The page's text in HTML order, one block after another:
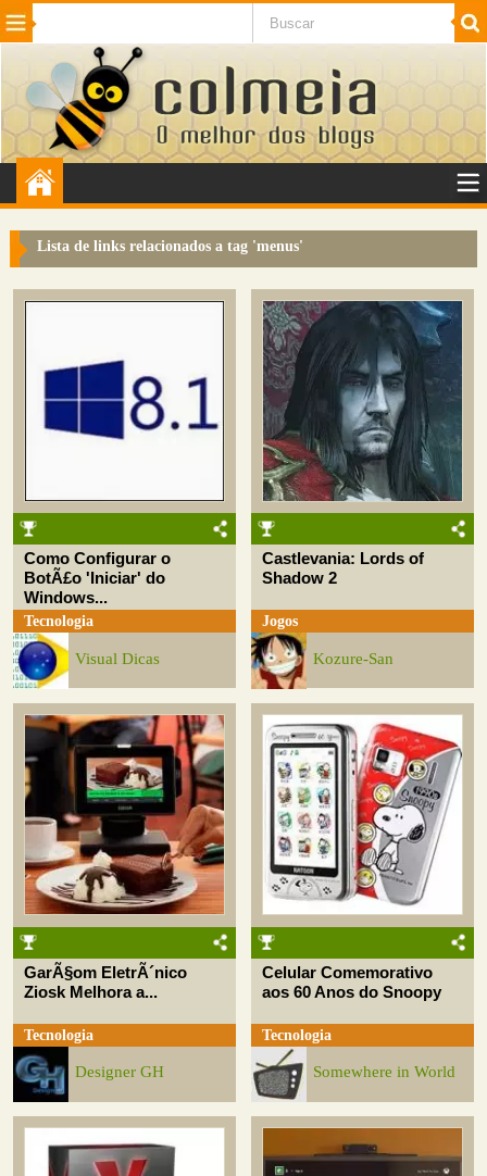
Beleza Cinema e TV
Internet Jogos NotÃ­cias SaÃºde
VeÃ­culos Adulto
Sugerir Link
Perguntas Frequentes
Lista de links relacionados a tag 'menus'
Como Configurar o
BotÃ£o 'Iniciar' do
Windows...
Tecnologia
Visual Dicas
Castlevania: Lords of
Shadow 2
Jogos
Kozure-San
GarÃ§om EletrÃ´nico
Ziosk Melhora a...
Tecnologia
Designer GH
Celular Comemorativo
aos 60 Anos do Snoopy
Tecnologia
Somewhere in World